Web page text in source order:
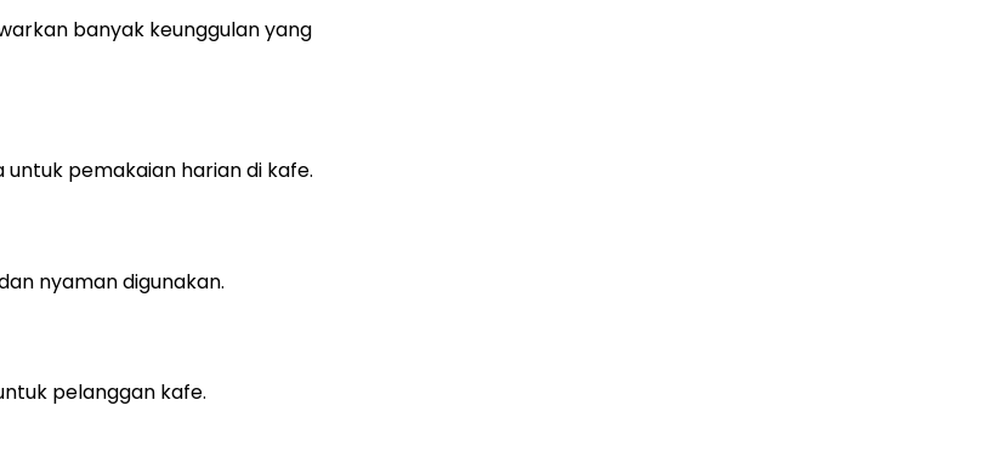
banyak keunggulan yang
pemakaian harian di kafe.
nyaman digunakan.
pelanggan kafe.